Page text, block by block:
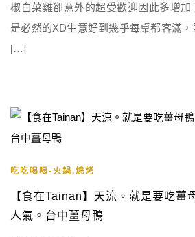
椒白菜雞卻意外的超受歡迎因此多增加
是必然的XD生意好到幾乎每桌都客滿
[…]
吃吃喝喝-火鍋.燒烤
【食在Tainan】天涼。就是要吃薑
人氣。台中薑母鴨